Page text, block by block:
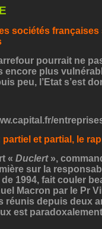
sociétés
pourrait ne
encore plus
peu, l’Etat s’est
partiel et partial, le
« Duclert»,
sur la
1994, fait couler
Macron par le Pr
réunis depuis deux
est